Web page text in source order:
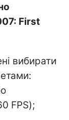
First
вибирати
FPS);